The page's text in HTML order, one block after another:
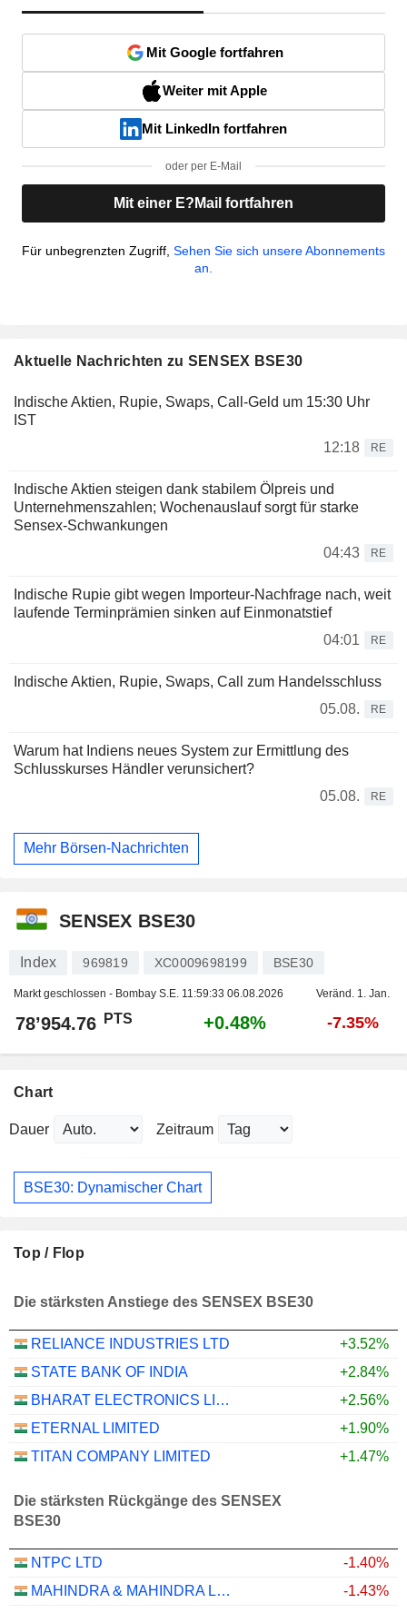
Mit Google fortfahren
Weiter mit Apple
Mit LinkedIn fortfahren
oder per E-Mail
Mit einer E?Mail fortfahren
Für unbegrenzten Zugriff, Sehen Sie sich unsere Abonnements
an.
Aktuelle Nachrichten zu SENSEX BSE30
Indische Aktien, Rupie, Swaps, Call-Geld um 15:30 Uhr
IST
12:18
RE
Indische Aktien steigen dank stabilem Ölpreis und
Unternehmenszahlen; Wochenauslauf sorgt für starke
Sensex-Schwankungen
04:43
RE
Indische Rupie gibt wegen Importeur-Nachfrage nach, weit
laufende Terminprämien sinken auf Einmonatstief
04:01
RE
Indische Aktien, Rupie, Swaps, Call zum Handelsschluss
05.08.
RE
Warum hat Indiens neues System zur Ermittlung des
Schlusskurses Händler verunsichert?
05.08.
RE
Mehr Börsen-Nachrichten
SENSEX BSE30
Index 969819 XC0009698199 BSE30
Markt geschlossen - Bombay S.E. 11:59:33 06.08.2026 Veränd. 1. Jan.
78’954.76 PTS +0.48% -7.35%
Chart
Dauer Zeitraum
BSE30: Dynamischer Chart
Top / Flop
Die stärksten Anstiege des SENSEX BSE30
RELIANCE INDUSTRIES LTD
+3.52%
STATE BANK OF INDIA
+2.84%
BHARAT ELECTRONICS LIMITED
+2.56%
ETERNAL LIMITED
+1.90%
TITAN COMPANY LIMITED
+1.47%
Die stärksten Rückgänge des SENSEX
BSE30
NTPC LTD
-1.40%
MAHINDRA & MAHINDRA LIMITED
-1.43%